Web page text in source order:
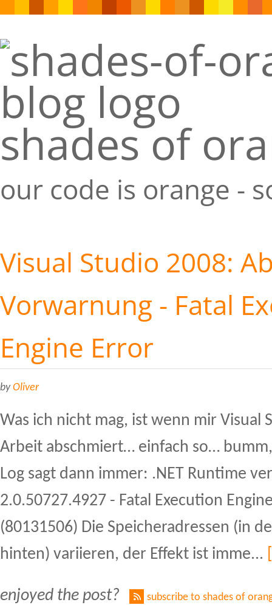
shades of
our code is orange -
Visual Studio 2008:
Vorwarnung - Fatal
Engine Error
byOliver
Was ich nicht mag, ist wenn mir Visual
Arbeit abschmiert… einfach so…
Log sagt dann immer: .NET Runtime
2.0.50727.4927 - Fatal Execution
(80131506) Die Speicheradressen (in
hinten) variieren, der Effekt ist imme...
enjoyed the post? subscribe to shades of